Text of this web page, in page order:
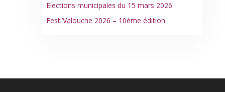
Elections municipales du 15 mars 2026
Festi’Valouche 2026 – 10ème édition